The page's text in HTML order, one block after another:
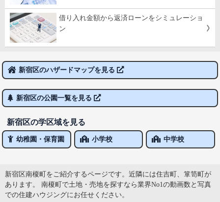
借り入れ金額から返済ローンをシミュレーショ
ン
新宿区のハザードマップを見る
新宿区の公園一覧を見る
新宿区の学区域を見る
幼稚園・保育園 小学校 中学校
新宿区南榎町をご紹介するページです。近隣には住吉町、箪笥町が
あります。 南榎町で土地・売地を探すなら業界No1の動画数と写真
での住建ハウジングにお任せください。